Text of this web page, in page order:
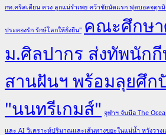
กท.คริสเตียน ควง ลูกแม่รำเพย คว้าชัยนัดแรก ฟุตบอลจตุร
ประคองรัก รักษ์โลกให้ยั่งยืน" คณะศึกษ
ม.ศิลปากร ส่งทัพนักกี
สานฝันฯ พร้อมลุยศึ
"นนทรีเกมส์" จุฬาฯ จับมือ The
และ AI วิเคราะห์ปริมาณและเส้นทางขยะในแม่น้ำ หวังวาง